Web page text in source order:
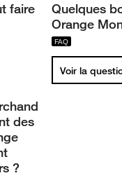
faire
Quelques
Orange
Voir la
des
?